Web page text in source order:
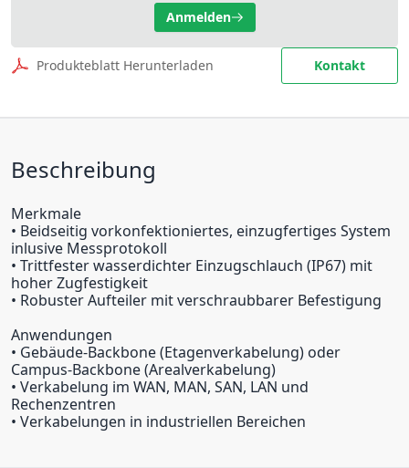
Anmelden
Produkteblatt Herunterladen Kontakt
Beschreibung
Merkmale
• Beidseitig vorkonfektioniertes, einzugfertiges System
inlusive Messprotokoll
• Trittfester wasserdichter Einzugschlauch (IP67) mit
hoher Zugfestigkeit
• Robuster Aufteiler mit verschraubbarer Befestigung
Anwendungen
• Gebäude-Backbone (Etagenverkabelung) oder
Campus-Backbone (Arealverkabelung)
• Verkabelung im WAN, MAN, SAN, LAN und
Rechenzentren
• Verkabelungen in industriellen Bereichen